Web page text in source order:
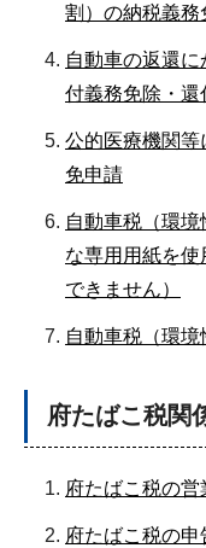
割）の納税義
自動車の返還
付義務免除・還
公的医療機関
免申請
自動車税（環
な専用用紙を
できません）
自動車税（環
府たばこ税関
府たばこ税の
府たばこ税の申